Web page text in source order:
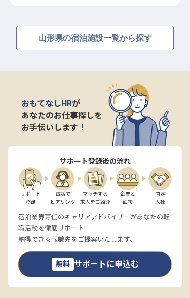
山形県の宿泊施設一覧から探す
おもてなしHRが
あなたのお仕事探しを
お手伝いします！
サポート登録後の流れ
サポート
登録
電話で
ヒアリング
マッチする
求人をご紹介
企業と
面接
内定
入社
宿泊業界専任のキャリアアドバイザーがあなたの転
職活動を徹底サポート!
納得できる転職先をご提案いたします。
無料 サポートに申込む